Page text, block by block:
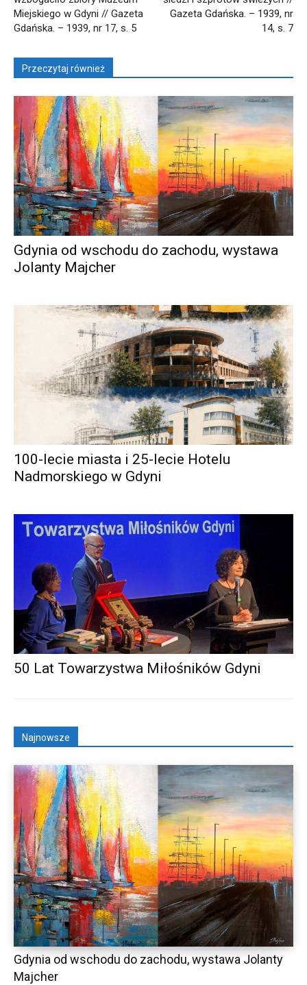
Miejskiego w Gdyni // Gazeta
Gdańska. – 1939, nr 17, s. 5
Gazeta Gdańska. – 1939, nr
14, s. 7
Przeczytaj również
Gdynia od wschodu do zachodu, wystawa
Jolanty Majcher
100-lecie miasta i 25-lecie Hotelu
Nadmorskiego w Gdyni
50 Lat Towarzystwa Miłośników Gdyni
Najnowsze
Gdynia od wschodu do zachodu, wystawa Jolanty
Majcher